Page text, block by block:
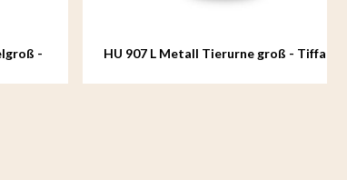
HU 907 L Metall Tierurne groß - Tiffany